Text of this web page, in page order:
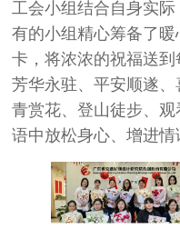
工会小组结合自身实际
有的小组精心筹备了
卡，将浓浓的祝福送
芳华永驻、平安顺遂
青赏花、登山徒步、
语中放松身心、增进情